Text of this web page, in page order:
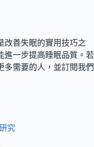
改善失眠的實用技巧之
進一步提高睡眠品質。若
多需要的人，並訂閱我們
究